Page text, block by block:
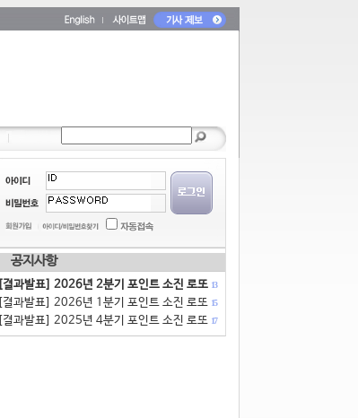
공지사항
[결과발표] 2026년 2분기 포인트 소진 로또 13
[결과발표] 2026년 1분기 포인트 소진 로또 15
[결과발표] 2025년 4분기 포인트 소진 로또 17